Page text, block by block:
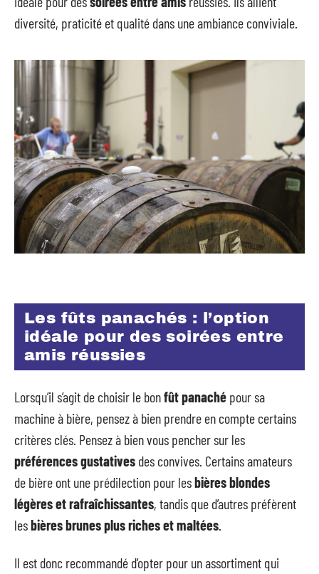
diversité, praticité et qualité dans une ambiance conviviale.
Les fûts panachés : l’option
idéale pour des soirées entre
amis réussies
Lorsqu’il s’agit de choisir le bonfût panaché pour sa
machine à bière, pensez à bien prendre en compte certains
critères clés. Pensez à bien vous pencher sur les
préférences gustatives des convives. Certains amateurs
de bière ont une prédilection pour lesbières blondes
légères et rafraîchissantes, tandis que d’autres préfèrent
lesbières brunes plus riches et maltées.
Il est donc recommandé d’opter pour un assortiment qui